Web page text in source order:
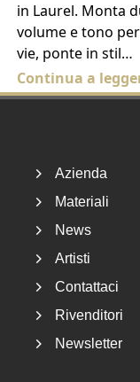
in Laurel. Monta
volume e tono
vie, ponte in stil…
Continua a
Azienda
Materiali
News
Artisti
Contattaci
Rivenditori
Newsletter